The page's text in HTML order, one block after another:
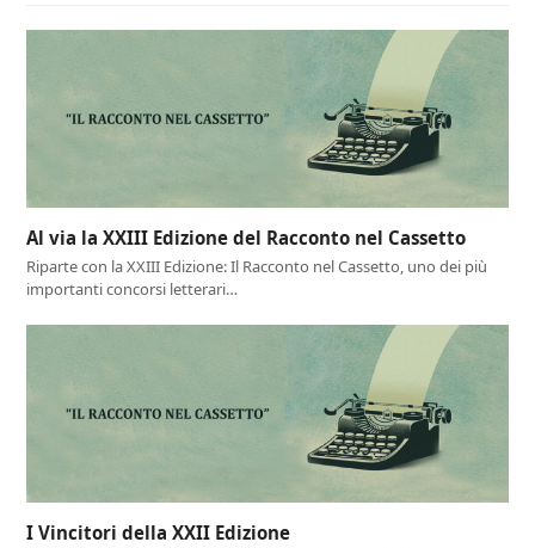
Al via la XXIII Edizione del Racconto nel Cassetto
Riparte con la XXIII Edizione: Il Racconto nel Cassetto, uno dei più
importanti concorsi letterari…
I Vincitori della XXII Edizione